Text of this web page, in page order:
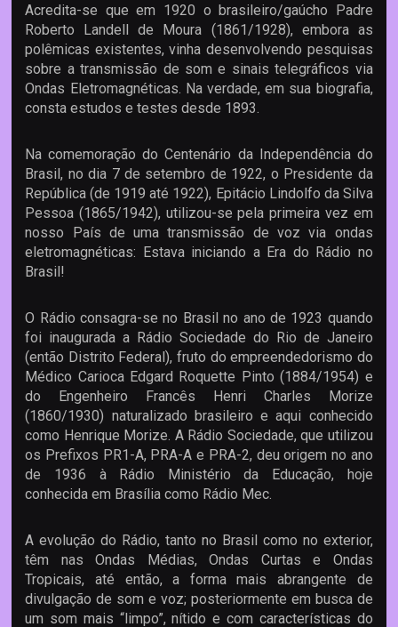
Acredita-se que em 1920 o brasileiro/gaúcho Padre
Roberto Landell de Moura (1861/1928), embora as
polêmicas existentes, vinha desenvolvendo pesquisas
sobre a transmissão de som e sinais telegráficos via
Ondas Eletromagnéticas. Na verdade, em sua biografia,
consta estudos e testes desde 1893.
Na comemoração do Centenário da Independência do
Brasil, no dia 7 de setembro de 1922, o Presidente da
República (de 1919 até 1922), Epitácio Lindolfo da Silva
Pessoa (1865/1942), utilizou-se pela primeira vez em
nosso País de uma transmissão de voz via ondas
eletromagnéticas: Estava iniciando a Era do Rádio no
Brasil!
O Rádio consagra-se no Brasil no ano de 1923 quando
foi inaugurada a Rádio Sociedade do Rio de Janeiro
(então Distrito Federal), fruto do empreendedorismo do
Médico Carioca Edgard Roquette Pinto (1884/1954) e
do Engenheiro Francês Henri Charles Morize
(1860/1930) naturalizado brasileiro e aqui conhecido
como Henrique Morize. A Rádio Sociedade, que utilizou
os Prefixos PR1-A, PRA-A e PRA-2, deu origem no ano
de 1936 à Rádio Ministério da Educação, hoje
conhecida em Brasília como Rádio Mec.
A evolução do Rádio, tanto no Brasil como no exterior,
têm nas Ondas Médias, Ondas Curtas e Ondas
Tropicais, até então, a forma mais abrangente de
divulgação de som e voz; posteriormente em busca de
um som mais “limpo”, nítido e com características do